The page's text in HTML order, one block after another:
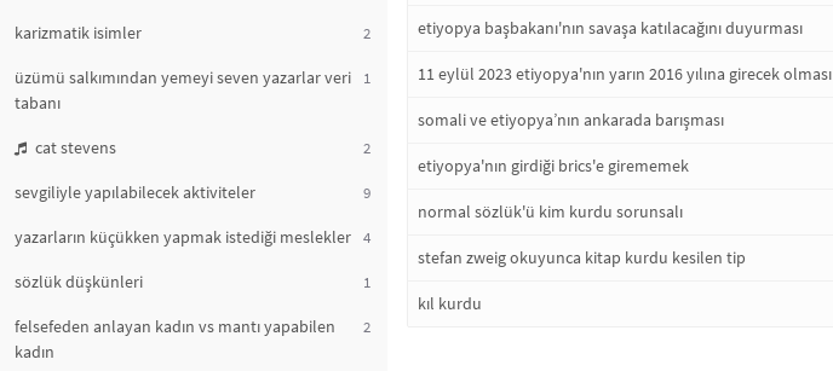
karizmatik isimler 2
üzümü salkımından yemeyi seven yazarlar veri
tabanı
1
cat stevens 2
sevgiliyle yapılabilecek aktiviteler 9
yazarların küçükken yapmak istediği meslekler 4
sözlük düşkünleri 1
felsefeden anlayan kadın vs mantı yapabilen
kadın
2
etiyopya başbakanı'nın savaşa katılacağını duyurması
11 eylül 2023 etiyopya'nın yarın 2016 yılına girecek olması
somali ve etiyopya’nın ankarada barışması
etiyopya'nın girdiği brics'e girememek
normal sözlük'ü kim kurdu sorunsalı
stefan zweig okuyunca kitap kurdu kesilen tip
kıl kurdu